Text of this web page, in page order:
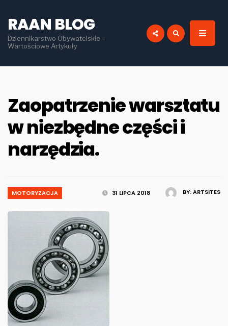
RAAN BLOG
Dziennikarstwo Obywatelskie –
Wartościowe Artykuły
Zaopatrzenie warsztatu
w niezbędne części i
narzędzia.
BY:ARTSITES
31 LIPCA 2018
MOTORYZACJA